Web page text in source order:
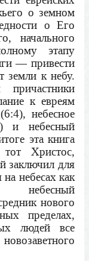
о земном
о Его
начального
этапу
— привести
земли к небу.
к евреям
небесное
и небесный
эта книга
Христос,
заключил для
небесах как
нового
пределах,
людей все